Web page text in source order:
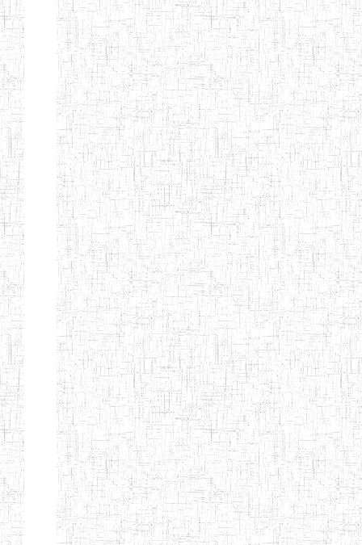
Type
Nature
Arrondissement
Denomination Création Type Nature
GTTC
BANGEM
08/12/1997 ENIEG Public
GTTC
FONTEM
25/09/2000 ENIEG Public
GTTC
MAMFE
03/11/1983 ENIEG Public
GBTTC
KUMBA
25/08/1978 ENIEG Public